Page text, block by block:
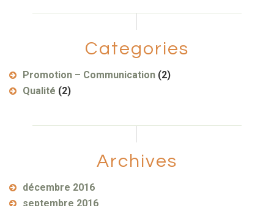
Categories
Promotion – Communication (2)
Qualité (2)
Archives
décembre 2016
septembre 2016